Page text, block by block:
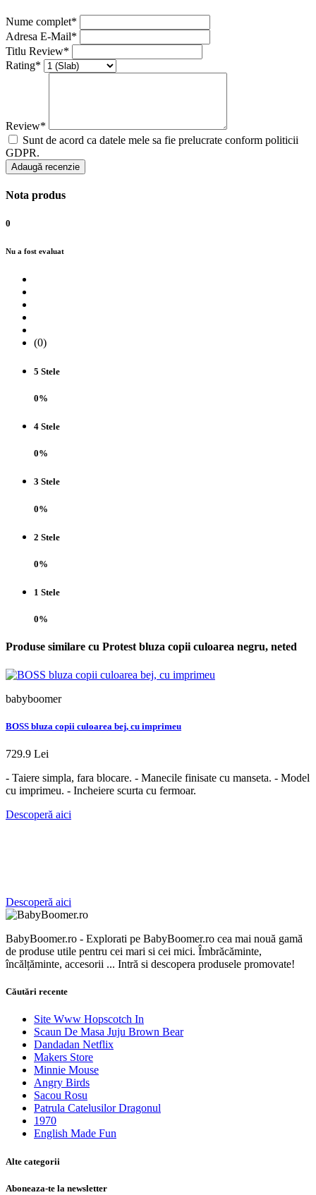
Nume complet*
Adresa E-Mail*
Titlu Review*
Rating*
Review*
Sunt de acord ca datele mele sa fie prelucrate conform politicii
GDPR.
Adaugă recenzie
Nota produs
0
Nu a fost evaluat
(0)
5 Stele
0%
4 Stele
0%
3 Stele
0%
2 Stele
0%
1 Stele
0%
Produse similare cu Protest bluza copii culoarea negru, neted
babyboomer
BOSS bluza copii culoarea bej, cu imprimeu
729.9 Lei
- Taiere simpla, fara blocare. - Manecile finisate cu manseta. - Model
cu imprimeu. - Incheiere scurta cu fermoar.
Descoperă aici
Descoperă aici
BabyBoomer.ro - Explorati pe BabyBoomer.ro cea mai nouă gamă
de produse utile pentru cei mari si cei mici. Îmbrăcăminte,
încălțăminte, accesorii ... Intră si descopera produsele promovate!
Căutări recente
Site Www Hopscotch In
Scaun De Masa Juju Brown Bear
Dandadan Netflix
Makers Store
Minnie Mouse
Angry Birds
Sacou Rosu
Patrula Catelusilor Dragonul
1970
English Made Fun
Alte categorii
Aboneaza-te la newsletter